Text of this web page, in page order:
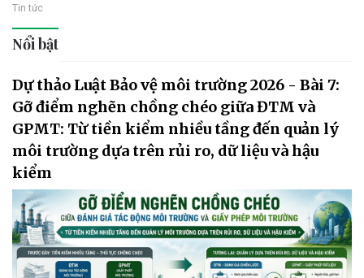
Tin tức
Nổi bật
Dự thảo Luật Bảo vệ môi trường 2026 - Bài 7:
Gỡ điểm nghẽn chồng chéo giữa ĐTM và
GPMT: Từ tiền kiểm nhiều tầng đến quản lý
môi trường dựa trên rủi ro, dữ liệu và hậu
kiểm